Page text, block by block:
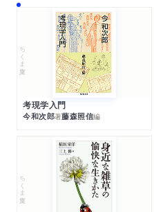
ちくま文庫
考現学入門
今和次郎著藤森照信編
ちくま文庫